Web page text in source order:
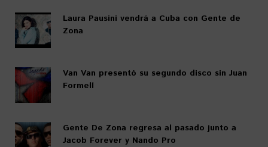
Laura Pausini vendrá a Cuba con Gente de
Zona
Van Van presentó su segundo disco sin Juan
Formell
Gente De Zona regresa al pasado junto a
Jacob Forever y Nando Pro